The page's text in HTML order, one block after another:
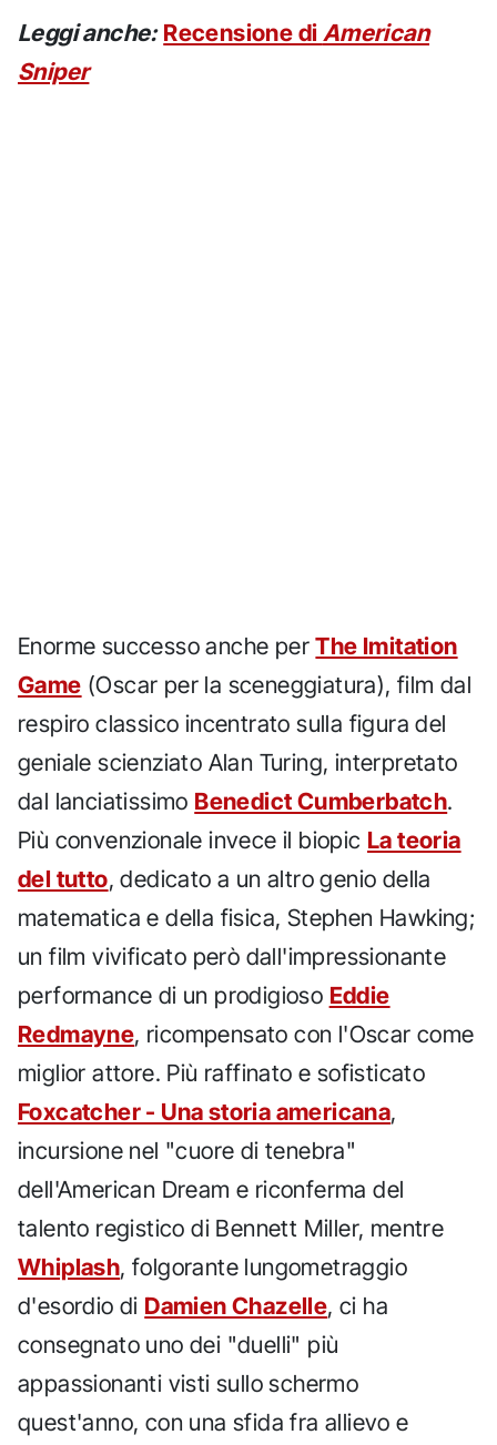
Leggi anche: Recensione di American
Sniper
Enorme successo anche perThe Imitation
Game (Oscar per la sceneggiatura), film dal
respiro classico incentrato sulla figura del
geniale scienziato Alan Turing, interpretato
dal lanciatissimo Benedict Cumberbatch.
Più convenzionale invece il biopic La teoria
del tutto, dedicato a un altro genio della
matematica e della fisica, Stephen Hawking;
un film vivificato però dall'impressionante
performance di un prodigioso Eddie
Redmayne, ricompensato con l'Oscar come
miglior attore. Più raffinato e sofisticato
Foxcatcher - Una storia americana,
incursione nel "cuore di tenebra"
dell'American Dream e riconferma del
talento registico di Bennett Miller, mentre
Whiplash, folgorante lungometraggio
d'esordio di Damien Chazelle, ci ha
consegnato uno dei "duelli" più
appassionanti visti sullo schermo
quest'anno, con una sfida fra allievo e